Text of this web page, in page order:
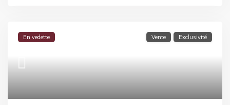
En vedette Vente Exclusivité